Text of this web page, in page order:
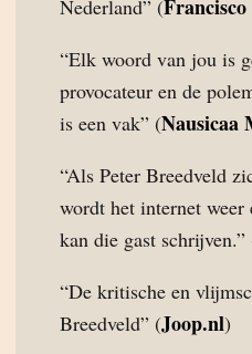
Nederland” (
“Elk woord van jou is
provocateur en de
is een vak” (Nausicaa
“Als Peter Breedveld
wordt het internet
kan die gast schrijven.”
“De kritische en
Breedveld” (Joop.nl)